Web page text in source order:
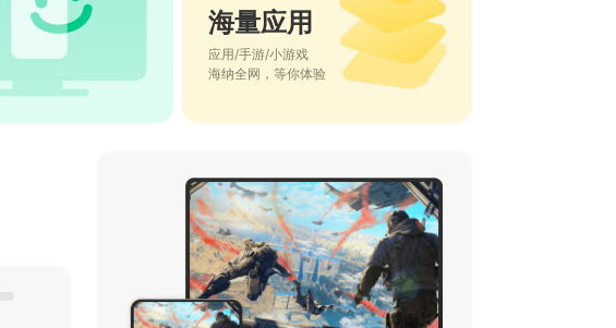
海量应用
应用/手游/小游戏
海纳全网，等你体验